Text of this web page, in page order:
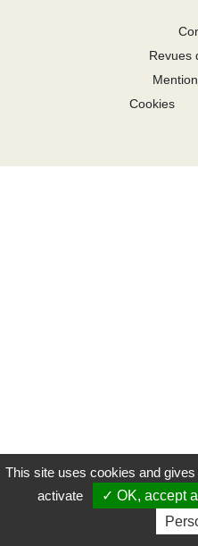
Revues
Cookies
This site uses cookies and
activate
OK, accept all